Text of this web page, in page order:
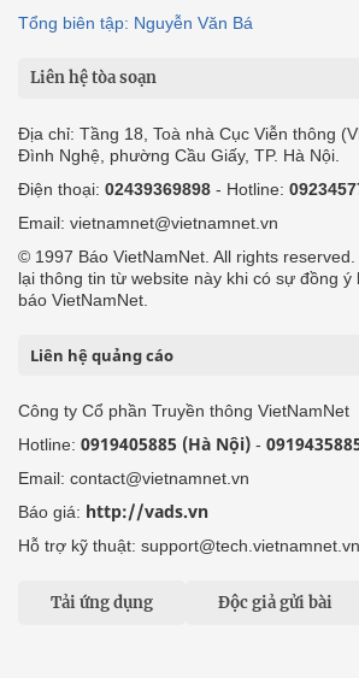
Tổng biên tập: Nguyễn Văn Bá
Liên hệ tòa soạn
Địa chỉ: Tầng 18, Toà nhà Cục Viễn thông
Đình Nghệ, phường Cầu Giấy, TP. Hà Nội.
Điện thoại: 02439369898 - Hotline:
Email: vietnamnet@vietnamnet.vn
© 1997 Báo VietNamNet. All rights
lại thông tin từ website này khi có sự đồng ý
báo VietNamNet.
Liên hệ quảng cáo
Công ty Cổ phần Truyền thông VietNamNet
Hotline: 0919405885 (Hà Nội) -
Email: contact@vietnamnet.vn
Báo giá: http://vads.vn
Hỗ trợ kỹ thuật: support@tech.vietnamnet.vn
Tải ứng dụng Độc giả gửi bài